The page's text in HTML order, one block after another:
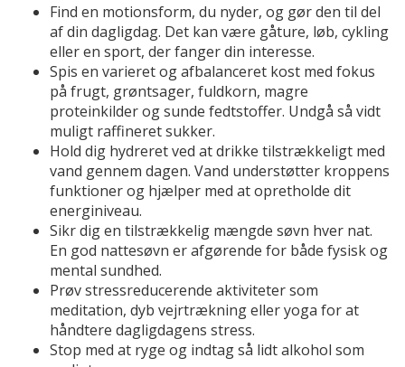
Find en motionsform, du nyder, og gør den til del
af din dagligdag. Det kan være gåture, løb, cykling
eller en sport, der fanger din interesse.
Spis en varieret og afbalanceret kost med fokus
på frugt, grøntsager, fuldkorn, magre
proteinkilder og sunde fedtstoffer. Undgå så vidt
muligt raffineret sukker.
Hold dig hydreret ved at drikke tilstrækkeligt med
vand gennem dagen. Vand understøtter kroppens
funktioner og hjælper med at opretholde dit
energiniveau.
Sikr dig en tilstrækkelig mængde søvn hver nat.
En god nattesøvn er afgørende for både fysisk og
mental sundhed.
Prøv stressreducerende aktiviteter som
meditation, dyb vejrtrækning eller yoga for at
håndtere dagligdagens stress.
Stop med at ryge og indtag så lidt alkohol som